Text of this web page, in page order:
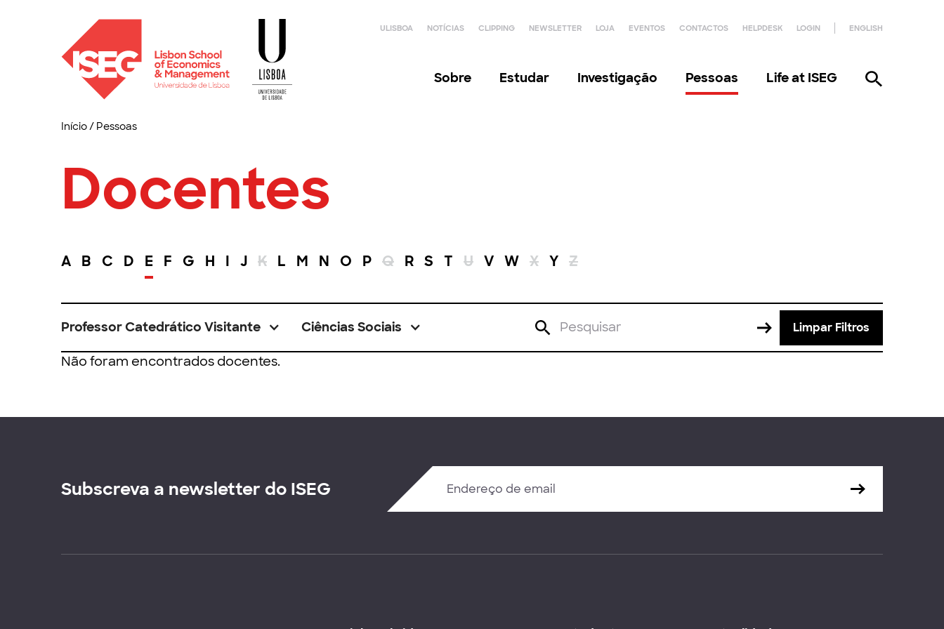
ULISBOA NOTÍCIAS CLIPPING NEWSLETTER LOJA EVENTOS CONTACTOS HELPDESK LOGIN ENGLISH
Sobre Estudar Investigação Pessoas Life at ISEG
Início/ Pessoas
Docentes
A B C D E F G H I J K L M N O P Q R S T U V W X Y Z
Professor Catedrático Visitante Ciências Sociais Limpar Filtros
Não foram encontrados docentes.
Subscreva a newsletter do ISEG